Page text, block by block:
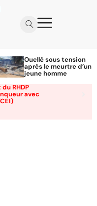
Ouellé sous tension
après le meurtre d’un
jeune homme
RHDP
avec